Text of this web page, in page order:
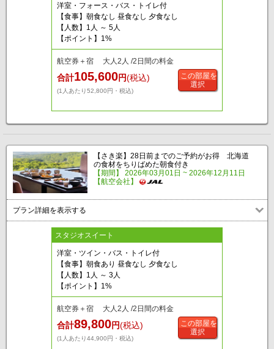
洋室・フォース・バス・トイレ付
【食事】朝食なし 昼食なし 夕食なし
【人数】1人 ～ 5人
【ポイント】1%
航空券＋宿 大人2人 /2日間の料金
合計105,600円(税込)
(1人あたり52,800円・税込)
この部屋を
選択
【さき楽】28日前までのご予約がお得 北海道
の食材をちりばめた朝食付き
【期間】 2026年03月01日 ~ 2026年12月11日
【航空会社】
プラン詳細を表示する
スタジオスイート
洋室・ツイン・バス・トイレ付
【食事】朝食あり 昼食なし 夕食なし
【人数】1人 ～ 3人
【ポイント】1%
航空券＋宿 大人2人 /2日間の料金
合計89,800円(税込)
(1人あたり44,900円・税込)
この部屋を
選択